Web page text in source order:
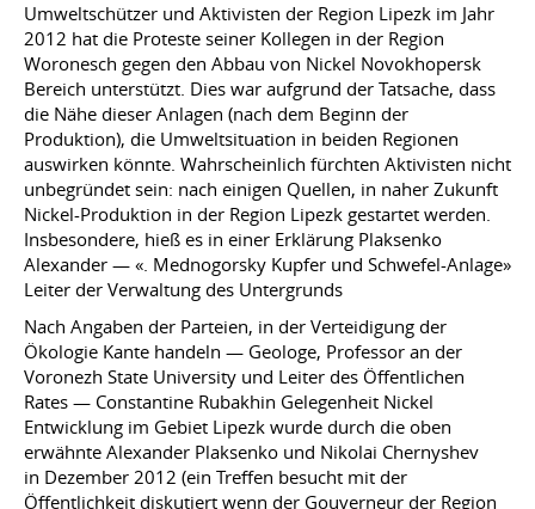
Umweltschützer und Aktivisten der Region Lipezk im Jahr
2012 hat die Proteste seiner Kollegen in der Region
Woronesch gegen den Abbau von Nickel Novokhopersk
Bereich unterstützt. Dies war aufgrund der Tatsache, dass
die Nähe dieser Anlagen (nach dem Beginn der
Produktion), die Umweltsituation in beiden Regionen
auswirken könnte. Wahrscheinlich fürchten Aktivisten nicht
unbegründet sein: nach einigen Quellen, in naher Zukunft
Nickel-Produktion in der Region Lipezk gestartet werden.
Insbesondere, hieß es in einer Erklärung Plaksenko
Alexander — «. Mednogorsky Kupfer und Schwefel-Anlage»
Leiter der Verwaltung des Untergrunds
Nach Angaben der Parteien, in der Verteidigung der
Ökologie Kante handeln — Geologe, Professor an der
Voronezh State University und Leiter des Öffentlichen
Rates — Constantine Rubakhin Gelegenheit Nickel
Entwicklung im Gebiet Lipezk wurde durch die oben
erwähnte Alexander Plaksenko und Nikolai Chernyshev
in Dezember 2012 (ein Treffen besucht mit der
Öffentlichkeit diskutiert wenn der Gouverneur der Region